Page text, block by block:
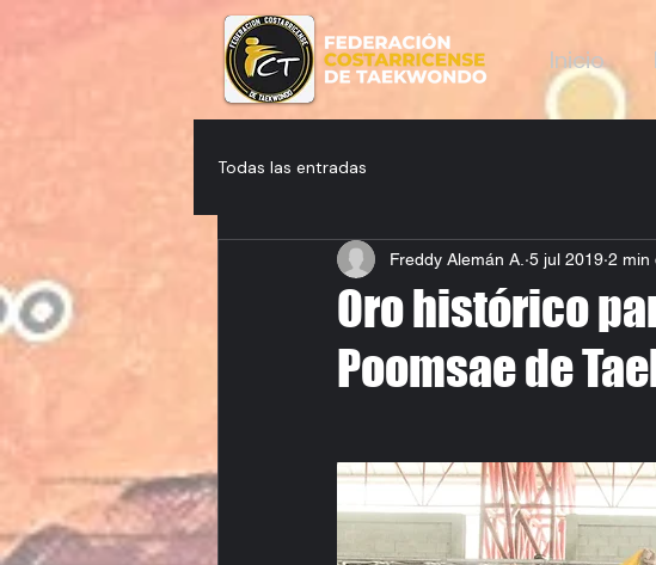
Inicio
Todas las entradas
Oro histórico
Poomsae de
Freddy Alemán A. 5 jul 2019 2 min